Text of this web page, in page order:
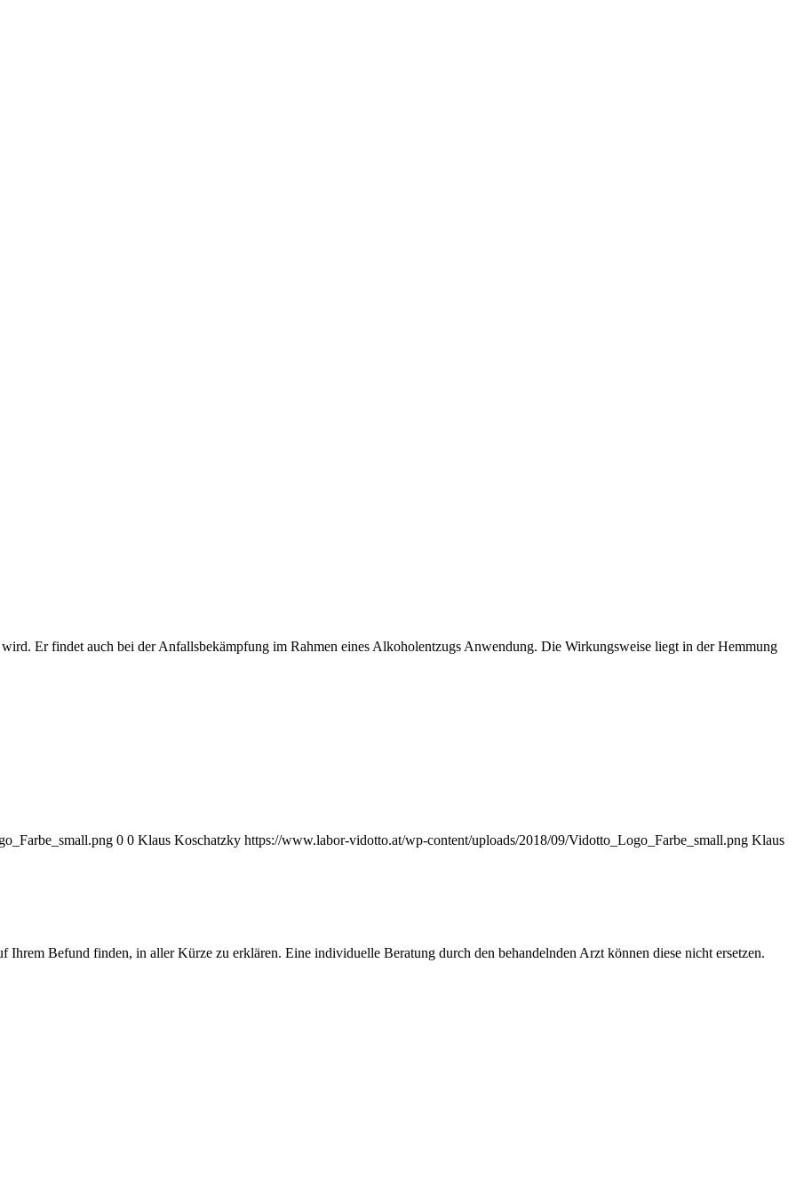
Er findet auch bei der Anfallsbekämpfung im Rahmen eines Alkoholentzugs Anwendung. Die Wirkungsweise liegt in der Hemmung
0 0 Klaus Koschatzky https://www.labor-vidotto.at/wp-content/uploads/2018/09/Vidotto_Logo_Farbe_small.png Klaus
Befund finden, in aller Kürze zu erklären. Eine individuelle Beratung durch den behandelnden Arzt können diese nicht ersetzen.